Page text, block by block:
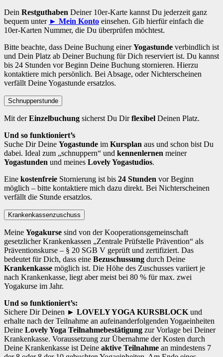
Dein Restguthaben Deiner 10er-Karte kannst Du jederzeit ganz
bequem unter ► Mein Konto einsehen. Gib hierfür einfach die
10er-Karten Nummer, die Du überprüfen möchtest.
Bitte beachte, dass Deine Buchung einerYogastunde verbindlich ist
und Dein Platz ab Deiner Buchung für Dich reserviert ist. Du kannst
bis 24 Stunden vor Beginn Deine Buchung stornieren. Hierzu
kontaktiere mich persönlich. Bei Absage, oder Nichterscheinen
verfällt Deine Yogastunde ersatzlos.
Schnupperstunde
Mit derEinzelbuchung sicherst Du Dirflexibel Deinen Platz.
Und so funktioniert’s
Suche Dir Deine Yogastunde im Kursplan aus und schon bist Du
dabei. Ideal zum „schnuppern“ und kennenlernen meiner
Yogastunden und meines Lovely Yogastudios.
Eine kostenfreie Stornierung ist bis 24 Stunden vor Beginn
möglich – bitte kontaktiere mich dazu direkt. Bei Nichterscheinen
verfällt die Stunde ersatzlos.
Krankenkassenzuschuss
Meine Yogakurse sind von der Kooperationsgemeinschaft
gesetzlicher Krankenkassen „Zentrale Prüfstelle Prävention“ als
Präventionskurse – § 20 SGB V geprüft und zertifiziert. Das
bedeutet für Dich, dass eine Bezuschussung durch Deine
Krankenkasse möglich ist. Die Höhe des Zuschusses variiert je
nach Krankenkasse, liegt aber meist bei 80 % für max. zwei
Yogakurse im Jahr.
Und so funktioniert’s:
Sichere Dir Deinen ► LOVELY YOGA KURSBLOCK und
erhalte nach der Teilnahme an aufeinanderfolgenden Yogaeinheiten
Deine Lovely Yoga Teilnahmebestätigung zur Vorlage bei Deiner
Krankenkasse. Voraussetzung zur Übernahme der Kosten durch
Deine Krankenkasse ist Deine aktive Teilnahme an mindestens 7